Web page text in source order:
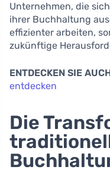
Unternehmen, die
ihrer Buchhaltung
effizienter arbeiten,
zukünftige
ENTDECKEN SIE
entdecken
Die